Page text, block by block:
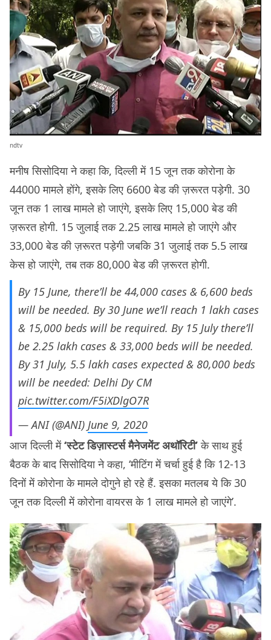
ndtv
मनीष सिसोदिया ने कहा कि, दिल्ली में 15 जून तक कोरोना के
44000 मामले होंगे, इसके लिए 6600 बेड की ज़रूरत पड़ेगी. 30
जून तक 1 लाख मामले हो जाएंगे, इसके लिए 15,000 बेड की
ज़रूरत होगी. 15 जुलाई तक 2.25 लाख मामले हो जाएंगे और
33,000 बेड की ज़रूरत पड़ेगी जबकि 31 जुलाई तक 5.5 लाख
केस हो जाएंगे, तब तक 80,000 बेड की ज़रूरत होगी.
By 15 June, there’ll be 44,000 cases & 6,600 beds
will be needed. By 30 June we’ll reach 1 lakh cases
& 15,000 beds will be required. By 15 July there’ll
be 2.25 lakh cases & 33,000 beds will be needed.
By 31 July, 5.5 lakh cases expected & 80,000 beds
will be needed: Delhi Dy CM
pic.twitter.com/F5iXDlgO7R
— ANI (@ANI) June 9, 2020
आज दिल्ली में‘स्टेट डिज़ास्टर्स मैनेजमेंट अथॉरिटी’के साथ हुई
बैठक के बाद सिसोदिया ने कहा, ‘मीटिंग में चर्चा हुई है कि 12-13
दिनों में कोरोना के मामले दोगुने हो रहे हैं. इसका मतलब ये कि 30
जून तक दिल्ली में कोरोना वायरस के 1 लाख मामले हो जाएंगे’.